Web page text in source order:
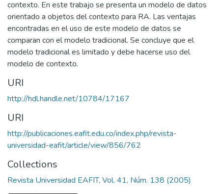
contexto. En este trabajo se presenta un modelo de datos
orientado a objetos del contexto para RA. Las ventajas
encontradas en el uso de este modelo de datos se
comparan con el modelo tradicional. Se concluye que el
modelo tradicional es limitado y debe hacerse uso del
modelo de contexto.
URI
http://hdl.handle.net/10784/17167
URI
http://publicaciones.eafit.edu.co/index.php/revista-
universidad-eafit/article/view/856/762
Collections
Revista Universidad EAFIT, Vol. 41, Núm. 138 (2005)